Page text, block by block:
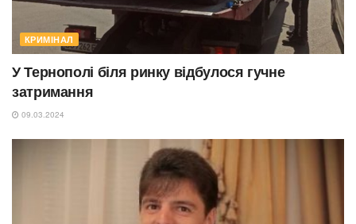
КРИМІНАЛ
У Тернополі біля ринку відбулося гучне
затримання
09.03.2024